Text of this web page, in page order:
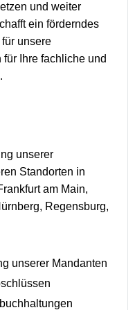
und weiter
ein förderndes
unsere
Ihre fachliche und
unserer
Standorten in
am Main,
Regensburg,
unserer Mandanten